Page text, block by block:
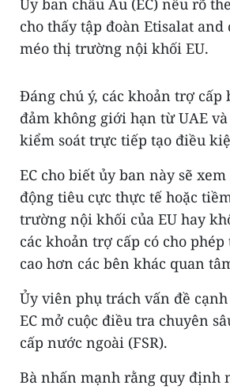
Ủy ban châu Âu (EC) nêu rõ
cho thấy tập đoàn Etisalat
méo thị trường nội khối EU.
Đáng chú ý, các khoản trợ
đảm không giới hạn từ UAE
kiểm soát trực tiếp tạo điều
EC cho biết ủy ban này sẽ
động tiêu cực thực tế hoặc
trường nội khối của EU hay
các khoản trợ cấp có cho
cao hơn các bên khác quan
Ủy viên phụ trách vấn đề
EC mở cuộc điều tra chuyên
cấp nước ngoài (FSR).
Bà nhấn mạnh rằng quy định